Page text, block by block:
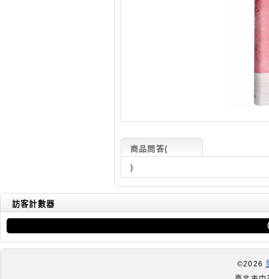
商品問答(
)
訪客計數器
©2026